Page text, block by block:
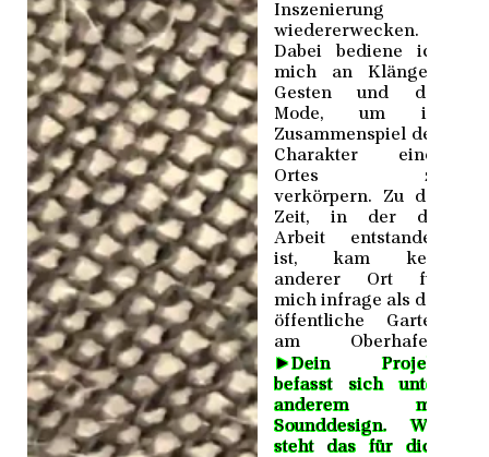
Inszenierung
wiedererwecken.
Dabei bediene ich
mich an Klängen,
Gesten und der
Mode, um im
Zusammenspiel den
Charakter eines
Ortes zu
verkörpern. Zu der
Zeit, in der die
Arbeit entstanden
ist, kam kein
anderer Ort für
mich infrage als der
öffentliche Garten
am Oberhafen.
►Dein Projekt
befasst sich unter
anderem mit
Sounddesign. Wie
steht das für dich